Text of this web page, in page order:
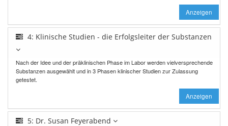
Anzeigen
4: Klinische Studien - die Erfolgsleiter der Substanzen
Nach der Idee und der präklinischen Phase im Labor werden vielversprechende
Substanzen ausgewählt und in 3 Phasen klinischer Studien zur Zulassung
getestet.
Anzeigen
5: Dr. Susan Feyerabend